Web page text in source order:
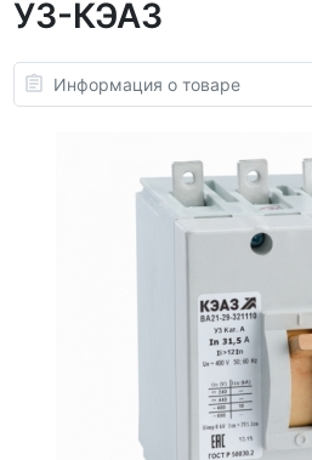
У3-КЭАЗ
Информация о товаре